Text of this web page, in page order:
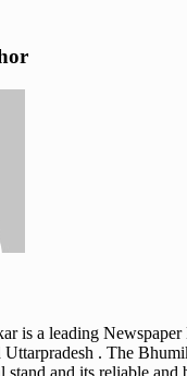
is a leading
Uttarpradesh . The
stand and its reliable and